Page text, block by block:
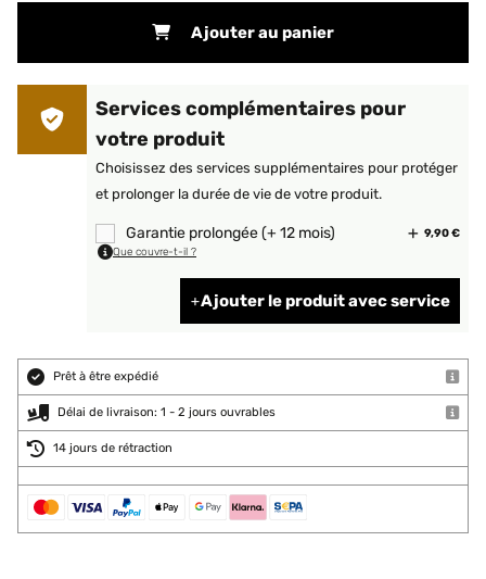
Ajouter au panier
Services complémentaires pour
votre produit
Choisissez des services supplémentaires pour protéger
et prolonger la durée de vie de votre produit.
Garantie prolongée (+ 12 mois) 9,90 €
Que couvre-t-il ?
Ajouter le produit avec service
Prêt à être expédié
Délai de livraison: 1 - 2 jours ouvrables
14 jours de rétraction